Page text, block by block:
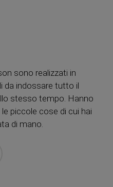
sono realizzati in
da indossare tutto il
stesso tempo. Hanno
piccole cose di cui hai
di mano.